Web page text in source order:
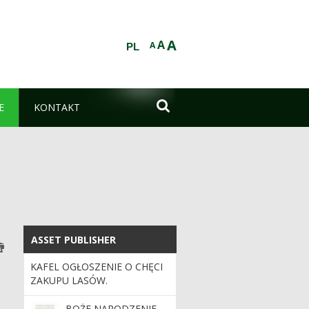
AAA
PL
KONTAKT 
ASSET PUBLISHER
ASSET PUBLISHER
KAFEL OGŁOSZENIE O CHĘCI
ZAKUPU LASÓW.